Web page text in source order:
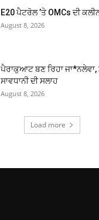
E20 ਪੈਟਰੋਲ ’ਤੇ OMCs ਦੀ
August 8, 2026
ਪੈਰਾਕੁਆਟ ਬਣ ਰਿਹਾ ਜਾ*ਨਲੇਵਾ,
ਸਾਵਧਾਨੀ ਦੀ ਸਲਾਹ
August 8, 2026
Load more